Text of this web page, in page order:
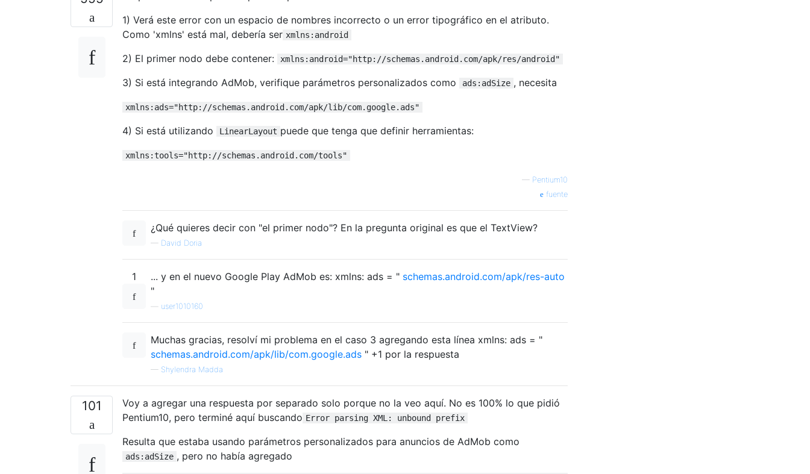
1) Verá este error con un espacio de nombres incorrecto o un error tipográfico en el atributo.
Como 'xmlns' está mal, debería ser xmlns:android
2) El primer nodo debe contener: xmlns:android="http://schemas.android.com/apk/res/android"
3) Si está integrando AdMob, verifique parámetros personalizados como ads:adSize , necesita
xmlns:ads="http://schemas.android.com/apk/lib/com.google.ads"
4) Si está utilizando LinearLayout puede que tenga que definir herramientas:
xmlns:tools="http://schemas.android.com/tools"
— Pentium10
fuente
¿Qué quieres decir con "el primer nodo"? En la pregunta original es que el TextView?
— David Doria
1 ... y en el nuevo Google Play AdMob es: xmlns: ads = " schemas.android.com/apk/res-auto
"
user1010160
Muchas gracias, resolví mi problema en el caso 3 agregando esta línea xmlns: ads = "
schemas.android.com/apk/lib/com.google.ads " +1 por la respuesta
— Shylendra Madda
101
Voy a agregar una respuesta por separado solo porque no la veo aquí. No es 100% lo que pidió
Pentium10, pero terminé aquí buscando Error parsing XML: unbound prefix
Resulta que estaba usando parámetros personalizados para anuncios de AdMob como
ads:adSize , pero no había agregado